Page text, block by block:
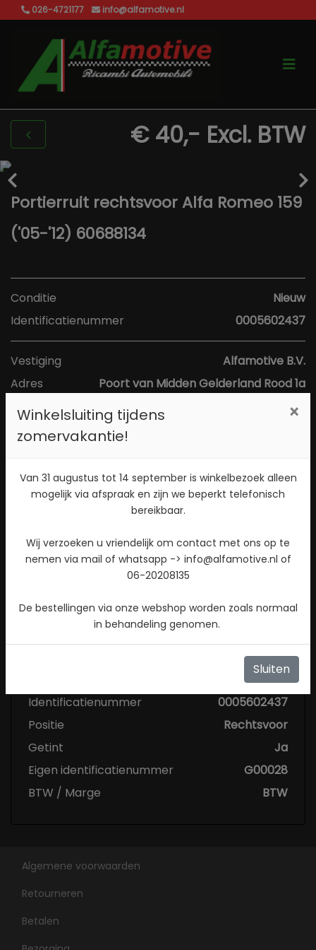
026-4721177 info@alfamotive.nl
€ 40,- Excl. BTW
Portierruit rechtsvoor Alfa Romeo 159
('05-'12) 60688134
Conditie
Nieuw
Identificatienummer
0005602437
Vestiging
Alfamotive B.V.
Adres
Poort van Midden Gelderland Rood 1a
Postcode
6666 LS
Direct contact opnemen? Bel 026-4721177!
Stuur een WhatsApp bericht!
Check beschikbaarheid
Specificaties
Nieuw
Identificatienummer
0005602437
Positie
Rechtsvoor
Getint
Ja
Eigen identificatienummer
G00028
BTW / Marge
BTW
Algemene voorwaarden
Retourneren
Betalen
Winkelsluiting tijdens
zomervakantie!
×
Van 31 augustus tot 14 september is winkelbezoek alleen
mogelijk via afspraak en zijn we beperkt telefonisch
bereikbaar.
Wij verzoeken u vriendelijk om contact met ons op te
nemen via mail of whatsapp -> info@alfamotive.nl of
06-20208135
De bestellingen via onze webshop worden zoals normaal
in behandeling genomen.
Sluiten